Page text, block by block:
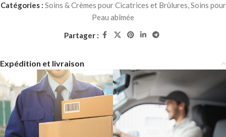
Catégories : Soins & Crèmes pour Cicatrices et Brûlures,Soins pour
Peau abîmée
Partager :
Expédition et livraison